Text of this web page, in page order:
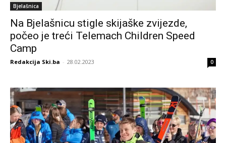
Bjelašnica
Na Bjelašnicu stigle skijaške zvijezde,
počeo je treći Telemach Children Speed
Camp
Redakcija Ski.ba - 28.02.2023 0